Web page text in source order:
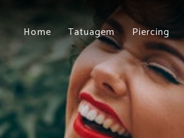
Home Tatuagem Piercing